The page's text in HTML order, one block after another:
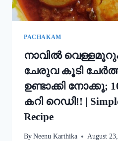
|
SPECIAL
RECIPE
PACHAKAM
നാവിൽ
ചേരുവ കൂടി
ഉണ്ടാക്കി നോക്കൂ;
കറി റെഡി!! |
Recipe
By Neenu Karthika August